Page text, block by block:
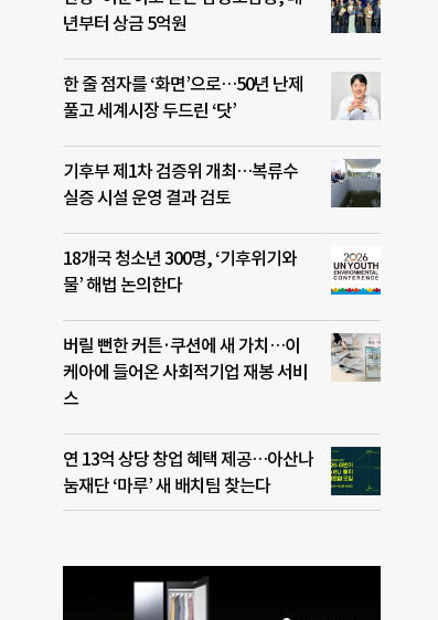
년부터 상금 5억원
한 줄 점자를 ‘화면’으로…50년 난제
풀고 세계시장 두드린 ‘닷’
기후부 제1차 검증위 개최…복류수
실증 시설 운영 결과 검토
18개국 청소년 300명, ‘기후위기와
물’ 해법 논의한다
버릴 뻔한 커튼·쿠션에 새 가치…이
케아에 들어온 사회적기업 재봉 서비
스
연 13억 상당 창업 혜택 제공…아산나
눔재단 ‘마루’ 새 배치팀 찾는다